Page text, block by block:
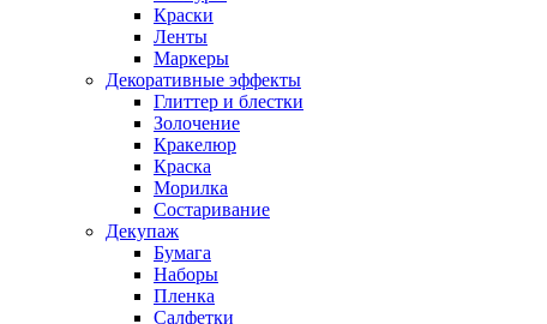
Краски
Ленты
Маркеры
Декоративные эффекты
Глиттер и блестки
Золочение
Кракелюр
Краска
Морилка
Состаривание
Декупаж
Бумага
Наборы
Пленка
Салфетки